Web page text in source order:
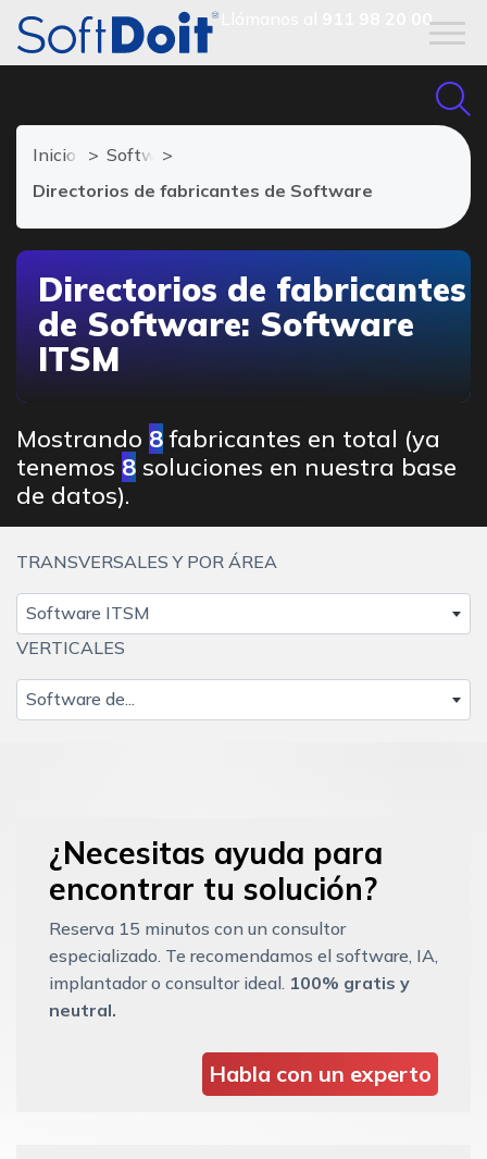
911 98 20 00
Inicio
Software ITSM
Directorios de fabricantes de Software
Directorios de fabricantes
de Software: Software
ITSM
Mostrando 8fabricantes en total (ya
tenemos 8 soluciones en nuestra base
de datos).
TRANSVERSALES Y POR ÁREA
Software ITSM
VERTICALES
Software de...
¿Necesitas ayuda para
encontrar tu solución?
Reserva 15 minutos con un consultor
especializado. Te recomendamos el software, IA,
implantador o consultor ideal. 100% gratis y
neutral.
Habla con un experto